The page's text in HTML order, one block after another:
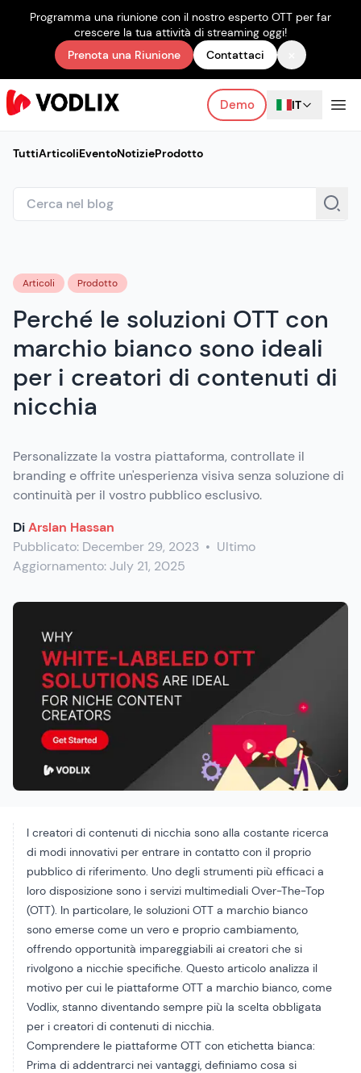
Programma una riunione con il nostro esperto OTT per far
crescere la tua attività di streaming oggi!
Prenota una Riunione
Contattaci
Demo IT
TuttiArticoliEventoNotizieProdotto
Articoli Prodotto
Perché le soluzioni OTT con
marchio bianco sono ideali
per i creatori di contenuti di
nicchia
Personalizzate la vostra piattaforma, controllate il
branding e offrite un'esperienza visiva senza soluzione di
continuità per il vostro pubblico esclusivo.
DiArslan Hassan
Pubblicato: December 29, 2023 • Ultimo
Aggiornamento:July 21, 2025
I creatori di contenuti di nicchia sono alla costante ricerca
di modi innovativi per entrare in contatto con il proprio
pubblico di riferimento. Uno degli strumenti più efficaci a
loro disposizione sono i servizi multimediali Over-The-Top
(OTT). In particolare, le soluzioni OTT a marchio bianco
sono emerse come un vero e proprio cambiamento,
offrendo opportunità impareggiabili ai creatori che si
rivolgono a nicchie specifiche. Questo articolo analizza il
motivo per cui le piattaforme OTT a marchio bianco, come
Vodlix, stanno diventando sempre più la scelta obbligata
per i creatori di contenuti di nicchia.
Comprendere le piattaforme OTT con etichetta bianca:
Prima di addentrarci nei vantaggi, definiamo cosa si